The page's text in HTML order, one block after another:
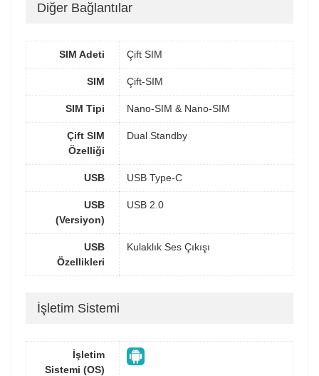
Diğer Bağlantılar
SIM Adeti Çift SIM
SIM Çift-SIM
SIM Tipi Nano-SIM & Nano-SIM
Çift SIM
Özelliği
Dual Standby
USB USB Type-C
USB
(Versiyon)
USB 2.0
USB
Özellikleri
Kulaklık Ses Çıkışı
İşletim Sistemi
İşletim
Sistemi (OS)